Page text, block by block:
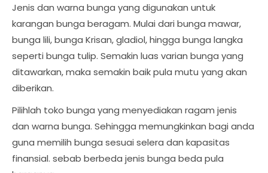
Jenis dan warna bunga yang digunakan untuk
karangan bunga beragam. Mulai dari bunga mawar,
bunga lili, bunga Krisan, gladiol, hingga bunga langka
seperti bunga tulip. Semakin luas varian bunga yang
ditawarkan, maka semakin baik pula mutu yang akan
diberikan.
Pilihlah toko bunga yang menyediakan ragam jenis
dan warna bunga. Sehingga memungkinkan bagi anda
guna memilih bunga sesuai selera dan kapasitas
finansial. sebab berbeda jenis bunga beda pula